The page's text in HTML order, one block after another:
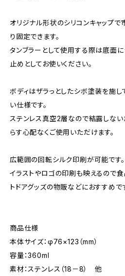
オリジナル形状のシリコンキャップ
り固定できます。
タンブラーとして使用する際は底面
止めとしてお使いください。
ボディはザラっとしたシボ塗装を施し
い仕様です。
ステンレス真空2層なので結露しな
らす心配なくご使用いただけます。
広範囲の回転シルク印刷が可能です。
イラストやロゴの印刷も映えるので食
トドアグッズの物販などにおすすめで
商品仕様
本体サイズ：φ76×123（mm）
容量：360ml
素材：ステンレス（18－8） 他